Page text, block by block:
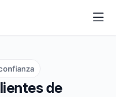
de